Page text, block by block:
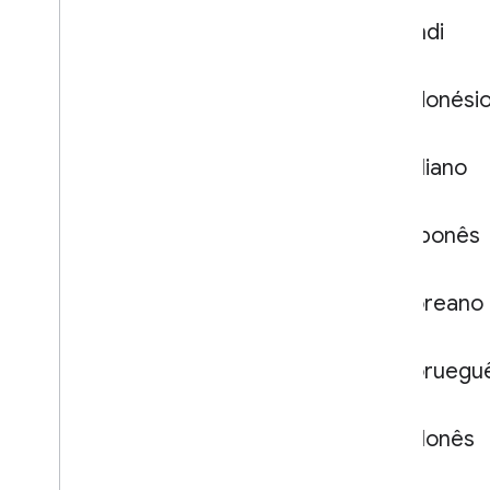
Hindi
Italiano
Japonês
Coreano
Polonês